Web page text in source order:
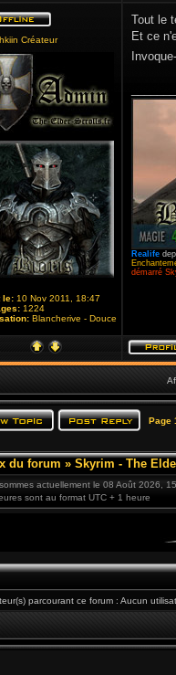
Créateur
le: 10 Nov 2011, 18:47
1224
Blancherive - Douce
Tout le
Et ce
Realife
démarré
Page
du forum » Skyrim - The
actuellement le 08 Août 2026,
sont au format UTC + 1 heure
parcourant ce forum : Aucun